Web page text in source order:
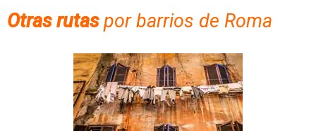
Otras rutaspor barrios de Roma